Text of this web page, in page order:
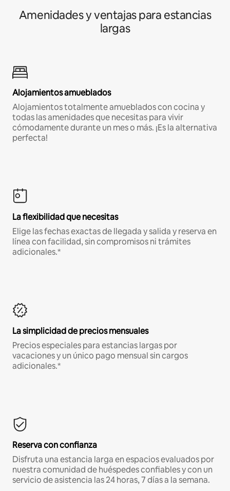
Amenidades y ventajas para estancias
largas
Alojamientos amueblados
Alojamientos totalmente amueblados con cocina y
todas las amenidades que necesitas para vivir
cómodamente durante un mes o más. ¡Es la alternativa
perfecta!
La flexibilidad que necesitas
Elige las fechas exactas de llegada y salida y reserva en
línea con facilidad, sin compromisos ni trámites
adicionales.*
La simplicidad de precios mensuales
Precios especiales para estancias largas por
vacaciones y un único pago mensual sin cargos
adicionales.*
Reserva con confianza
Disfruta una estancia larga en espacios evaluados por
nuestra comunidad de huéspedes confiables y con un
servicio de asistencia las 24 horas, 7 días a la semana.